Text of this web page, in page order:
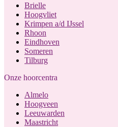
Brielle
Hoogvliet
Krimpen a/d IJssel
Rhoon
Eindhoven
Someren
Tilburg
Onze hoorcentra
Almelo
Hoogveen
Leeuwarden
Maastricht